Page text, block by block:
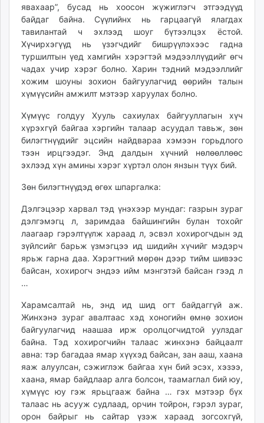
urlag.mn
unen.mn
asu.mn
shudarga.mn
shuurhai.mn
unuudur.mn
isee.mn
mglradio.com
fact.mn
itoim.mn
tumen.mn
shuum.mn
times.mn
mass.mn
unegui.mn
assa.mn
toim.mn
tac.mn
paparazzi.mn
unread.today
явахаар”, бусад нь хоосон жүжиглэгч этгээдүүд
байдаг байна. Сүүлийнх нь гарцаагүй ялагдах
тавилантай ч эхлээд шоуг бүтээлцэх ёстой.
Хүчирхэгүүд нь үзэгчдийг бишрүүлэхээс гадна
туршилтын үед хамгийн хэрэгтэй мэдээллүүдийг өгч
чадах учир хэрэг болно. Харин тэдний мэдээллийг
хожим шоуны зохион байгуулагчид өөрийн талын
хүмүүсийн амжилт мэтээр харуулах болно.
Хүмүүс голдуу Хууль сахиулах байгууллагын хүч
хүрэхгүй байгаа хэргийн талаар асуудал тавьж, зөн
билэгтнүүдийг эцсийн найдвараа хэмээн горьдлого
тээн ирцгээдэг. Энд далдын хүчний нөлөөллөөс
эхлээд хүн амины хэрэг хүртэл олон янзын түүх бий.
Зөн билэгтнүүдэд өгөх шпаргалка:
Дэлгэцээр харвал тэд үнэхээр мундаг: газрын зураг
дэлгэмэгц л, заримдаа байшингийн булан тохойг
лаагаар гэрэлтүүлж хараад л, эсвэл хохирогчдын эд
зүйлсийг барьж үзмэгцээ ид шидийн хүчийг мэдэрч
ярьж гарна даа. Хэрэгтний мөрөн дээр тийм шивээс
байсан, хохирогч эндээ ийм мэнгэтэй байсан гээд л
…
Харамсалтай нь, энд ид шид огт байдаггүй аж.
Жинхэнэ зураг авалтаас хэд хоногийн өмнө зохион
байгуулагчид наашаа ирж оролцогчидтой уулздаг
байна. Тэд хохирогчийн талаас жинхэнэ байцаалт
авна: тэр багадаа ямар хүүхэд байсан, зан ааш, хаана
яаж алуулсан, сэжиглэж байгаа хүн бий эсэх, хэзээ,
хаана, ямар байдлаар алга болсон, таамаглал бий юу,
хүмүүс юу гэж ярьцгааж байна … гэх мэтээр бүх
талаас нь асууж судлаад, орчин тойрон, гэрэл зураг,
орон байрыг нь сайтар үзэж хараад зогсохгүй,